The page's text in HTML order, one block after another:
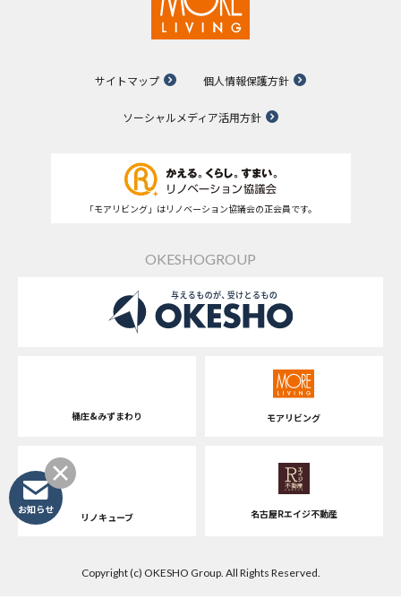
サイトマップ 個人情報保護方針
ソーシャルメディア活用方針
「モアリビング」はリノベーション協議会の正会員です。
OKESHOGROUP
桶庄&みずまわり モアリビング
リノキューブ 名古屋Rエイジ不動産
Copyright (c) OKESHO Group. All Rights Reserved.
お知らせ